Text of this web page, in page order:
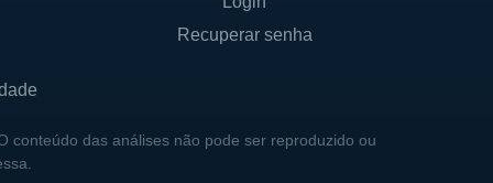
Recuperar senha
conteúdo das análises não pode ser reproduzido ou